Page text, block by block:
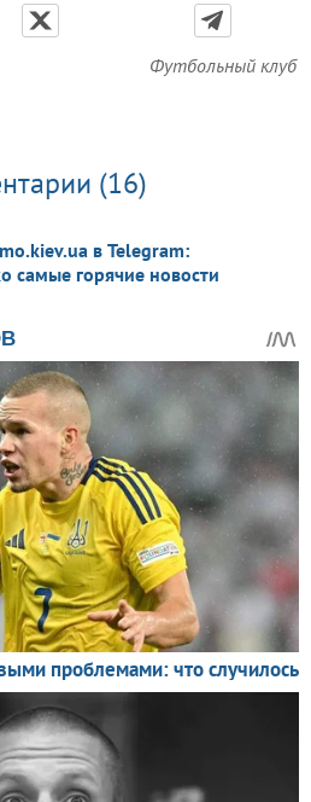
Футбольный клуб
(16)
в Telegram:
самые горячие новости